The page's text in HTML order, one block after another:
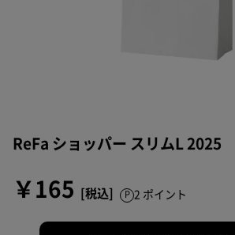
ReFa ショッパー スリムL 2025
￥165 2 ポイント